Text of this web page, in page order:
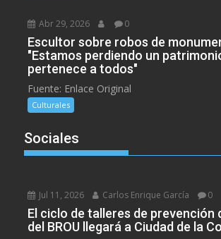
Abr 29, 2026 0
Escultor sobre robos de
"Estamos perdiendo un
pertenece a todos"
Fuente: Enlace Original
Culturales
Sociales
Jul 11, 2026 Carlos Enrique García 0
El ciclo de talleres de prevención
del BROU llegará a Ciudad de la